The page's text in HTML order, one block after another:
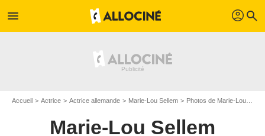
menu profil search
Accueil Actrice Actrice allemande Marie-Lou Sellem Photos de Marie-Lou Sellem
Marie-Lou Sellem